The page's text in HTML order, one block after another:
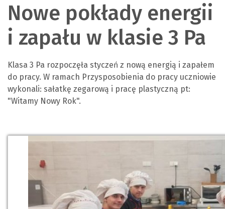
Nowe pokłady energii
i zapału w klasie 3 Pa
Klasa 3 Pa rozpoczęła styczeń z nową energią i zapałem
do pracy. W ramach Przysposobienia do pracy uczniowie
wykonali: sałatkę zegarową i pracę plastyczną pt:
"Witamy Nowy Rok".